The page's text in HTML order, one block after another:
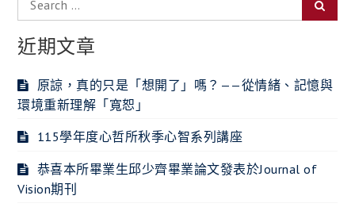
for:
近期文章
原諒，真的只是「想開了」嗎？——從情緒、記憶與
環境重新理解「寬恕」
115學年度心哲所秋季心智系列講座
恭喜本所畢業生邱少齊畢業論文發表於Journal of
Vision期刊